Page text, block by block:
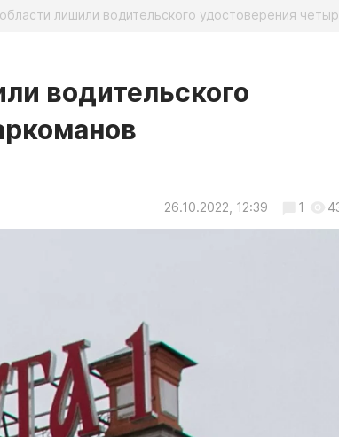
лишили водительского удостоверения
водительского
26.10.2022, 12:39 1